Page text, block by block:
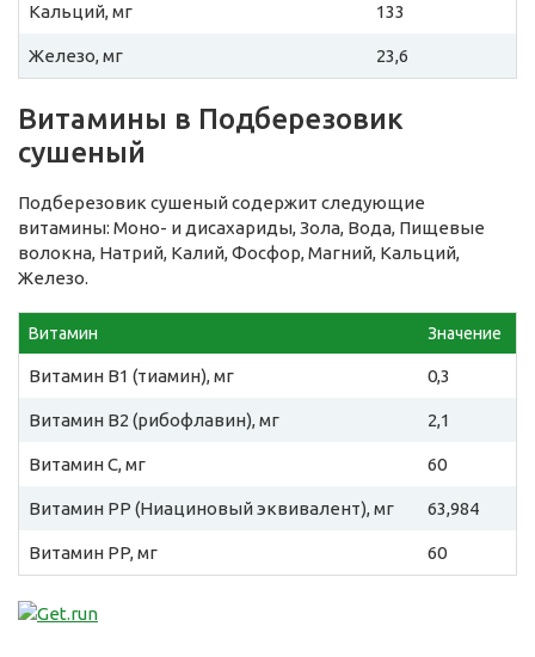
Кальций, мг 133
Железо, мг 23,6
Витамины в Подберезовик
сушеный
Подберезовик сушеный содержит следующие
витамины: Моно- и дисахариды, Зола, Вода, Пищевые
волокна, Натрий, Калий, Фосфор, Магний, Кальций,
Железо.
Витамин Значение
Витамин B1 (тиамин), мг 0,3
Витамин B2 (рибофлавин), мг 2,1
Витамин C, мг 60
Витамин PP (Ниациновый эквивалент), мг 63,984
Витамин PP, мг 60